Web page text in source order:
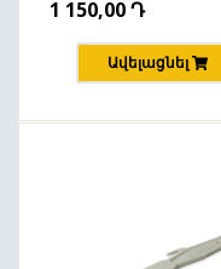
1 150,00Դ
Ավելացնել